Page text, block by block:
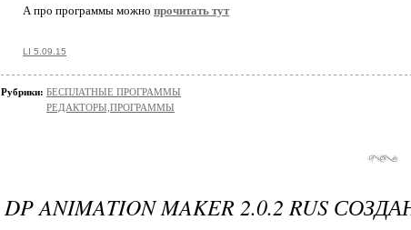
А про программы можно прочитать тут
LI 5.09.15
Рубрики: БЕСПЛАТНЫЕ ПРОГРАММЫ
РЕДАКТОРЫ,ПРОГРАММЫ
DP ANIMATION MAKER 2.0.2 RUS